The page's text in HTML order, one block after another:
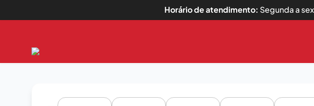
Horário de atendimento: Segunda a